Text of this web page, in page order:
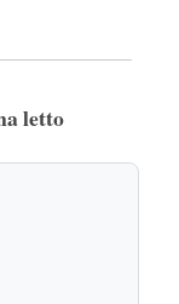
letto